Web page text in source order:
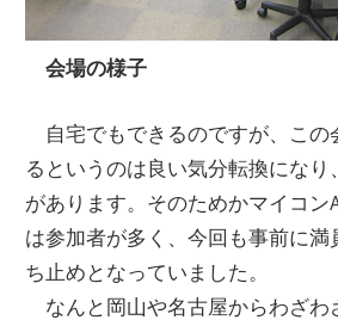
会場の様子
自宅でもできるのですが、この
るというのは良い気分転換にな
があります。そのためかマイコン
は参加者が多く、今回も事前に満
ち止めとなっていました。
なんと岡山や名古屋からわざわ